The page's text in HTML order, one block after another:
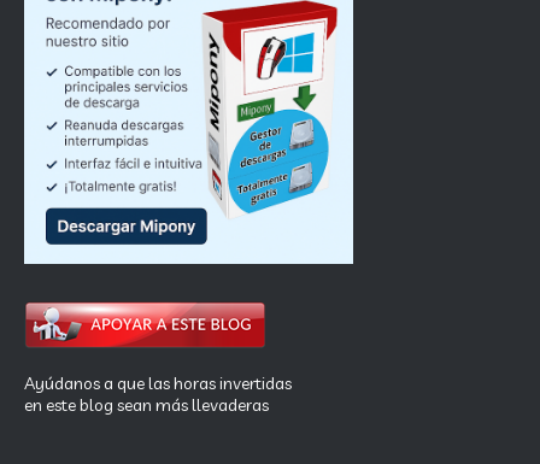
Ayúdanos a que las horas invertidas
en este blog sean más llevaderas